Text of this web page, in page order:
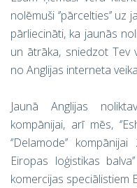
nolēmuši ‘’pārcelties’’
pārliecināti, ka jaunās
un ātrāka, sniedzot Tev
no Anglijas interneta
Jaunā Anglijas
kompānijai, arī mēs,
‘’Delamode’’
Eiropas loģistikas
komercijas speciālistiem